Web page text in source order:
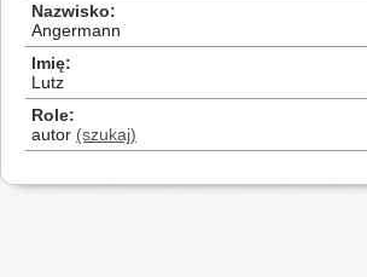
Nazwisko
Angermann
Imię
Lutz
Role
autor (szukaj)